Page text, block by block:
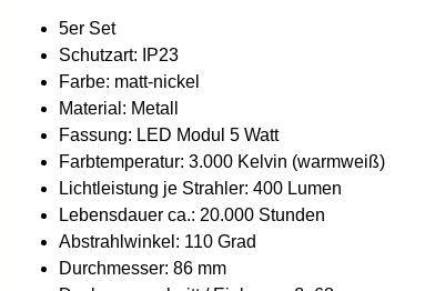
5er Set
Schutzart: IP23
Farbe: matt-nickel
Material: Metall
Fassung: LED Modul 5 Watt
Farbtemperatur: 3.000 Kelvin (warmweiß)
Lichtleistung je Strahler: 400 Lumen
Lebensdauer ca.: 20.000 Stunden
Abstrahlwinkel: 110 Grad
Durchmesser: 86 mm